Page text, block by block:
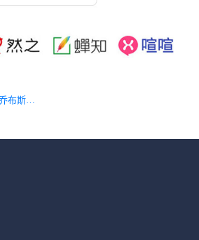
上一篇 《IT群英传》：乔布斯的传奇一生（上）